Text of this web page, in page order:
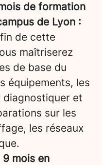
de formation
de Lyon :
de cette
maîtriserez
de base du
équipements, les
et
sur les
les réseaux
9 mois en